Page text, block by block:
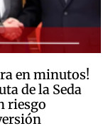
en minutos!
de la Seda
riesgo